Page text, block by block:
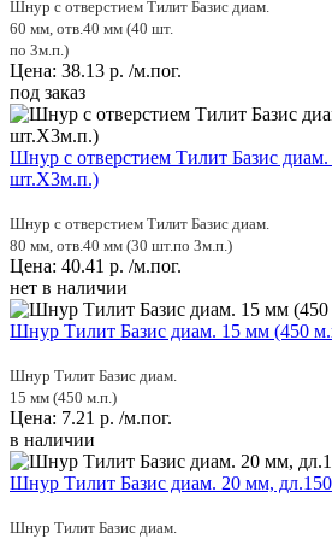
Шнур с отверстием Тилит Базис диам.
60 мм, отв.40 мм (40 шт.
по 3м.п.)
Цена: 38.13 р. /м.пог.
под заказ
Шнур с отверстием Тилит Базис
шт.Х3м.п.)
Шнур с отверстием Тилит Базис диам.
80 мм, отв.40 мм (30 шт.по 3м.п.)
Цена: 40.41 р. /м.пог.
нет в наличии
Шнур Тилит Базис диам. 15 мм (450
Шнур Тилит Базис диам.
15 мм (450 м.п.)
Цена: 7.21 р. /м.пог.
в наличии
Шнур Тилит Базис диам. 20 мм,
Шнур Тилит Базис диам.